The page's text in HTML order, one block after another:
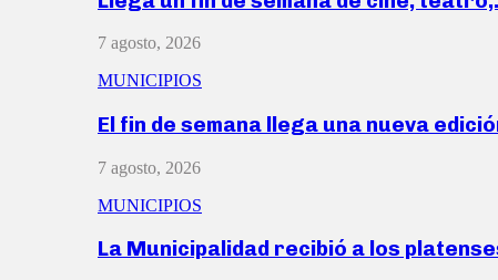
7 agosto, 2026
MUNICIPIOS
El fin de semana llega una nueva
7 agosto, 2026
MUNICIPIOS
La Municipalidad recibió a los